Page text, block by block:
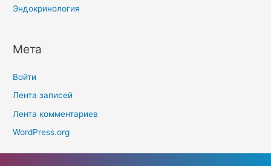
Эндокринология
Мета
Войти
Лента записей
Лента комментариев
WordPress.org